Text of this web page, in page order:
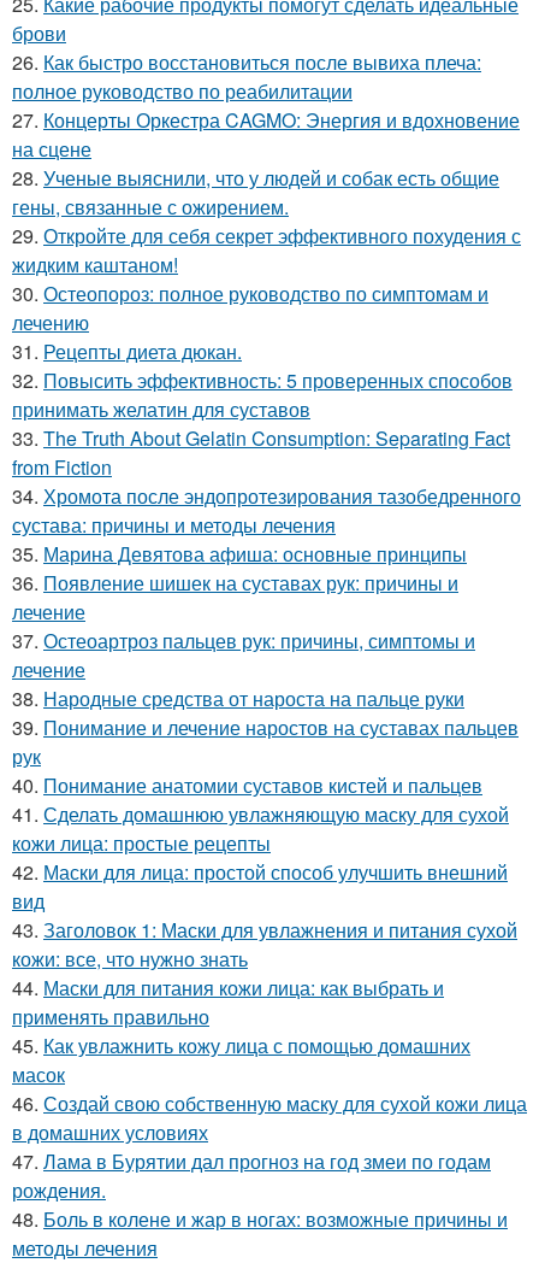
брови
26. Как быстро восстановиться после вывиха плеча:
полное руководство по реабилитации
27. Концерты Оркестра CAGMO: Энергия и вдохновение
на сцене
28. Ученые выяснили, что у людей и собак есть общие
гены, связанные с ожирением.
29. Откройте для себя секрет эффективного похудения с
жидким каштаном!
30. Остеопороз: полное руководство по симптомам и
лечению
31. Рецепты диета дюкан.
32. Повысить эффективность: 5 проверенных способов
принимать желатин для суставов
33. The Truth About Gelatin Consumption: Separating Fact
from Fiction
34. Хромота после эндопротезирования тазобедренного
сустава: причины и методы лечения
35. Марина Девятова афиша: основные принципы
36. Появление шишек на суставах рук: причины и
лечение
37. Остеоартроз пальцев рук: причины, симптомы и
лечение
38. Народные средства от нароста на пальце руки
39. Понимание и лечение наростов на суставах пальцев
рук
40. Понимание анатомии суставов кистей и пальцев
41. Сделать домашнюю увлажняющую маску для сухой
кожи лица: простые рецепты
42. Маски для лица: простой способ улучшить внешний
вид
43. Заголовок 1: Маски для увлажнения и питания сухой
кожи: все, что нужно знать
44. Маски для питания кожи лица: как выбрать и
применять правильно
45. Как увлажнить кожу лица с помощью домашних
масок
46. Создай свою собственную маску для сухой кожи лица
в домашних условиях
47. Лама в Бурятии дал прогноз на год змеи по годам
рождения.
48. Боль в колене и жар в ногах: возможные причины и
методы лечения